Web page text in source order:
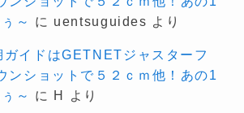
～
に uentsuguides より
ガイドはGETNETジャスターフ
ンショットで５２ｃｍ他！あの1
～
に H より